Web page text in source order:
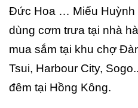
Đức Hoa … Miếu Huỳnh
dùng cơm trưa tại nhà
mua sắm tại khu chợ
Tsui, Harbour City,
đêm tại Hồng Kông.